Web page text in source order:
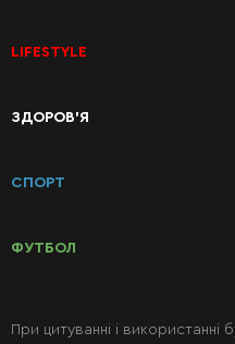
КАТЕГОРІЇ
РЕЦЕПТІВ
LIFESTYLE
ЗДОРОВ’Я
СПОРТ
ФУТБОЛ
При цитуванні і використанні